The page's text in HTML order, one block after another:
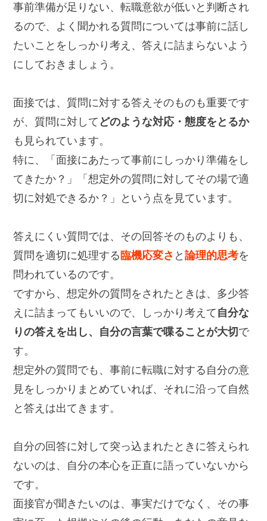
事前準備が足りない、転職意欲が低いと判断され
るので、よく聞かれる質問については事前に話し
たいことをしっかり考え、答えに詰まらないよう
にしておきましょう。
面接では、質問に対する答えそのものも重要です
が、質問に対して どのような対応・態度をとるか
も見られています。
特に、「面接にあたって事前にしっかり準備をし
てきたか？」「想定外の質問に対してその場で適
切に対処できるか？」という点を見ています。
答えにくい質問では、その回答そのものよりも、
質問を適切に処理する 臨機応変さ と論理的思考を
問われているのです。
ですから、想定外の質問をされたときは、多少答
えに詰まってもいいので、しっかり考えて 自分な
りの答えを出し、自分の言葉で喋ることが大切で
す。
想定外の質問でも、事前に転職に対する自分の意
見をしっかりまとめていれば、それに沿って自然
と答えは出てきます。
自分の回答に対して突っ込まれたときに答えられ
ないのは、自分の本心を正直に語っていないから
です。
面接官が聞きたいのは、事実だけでなく、その事